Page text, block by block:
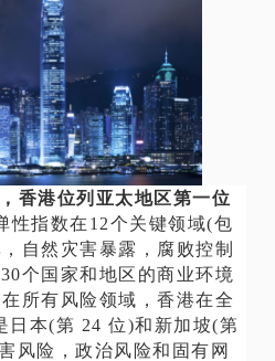
香港位列亚太地区第一位
性指数在12个关键领域(包
自然灾害暴露，腐败控制
个国家和地区的商业环境
所有风险领域，香港在全
日本(第 24 位)和新加坡(第
风险，政治风险和固有网